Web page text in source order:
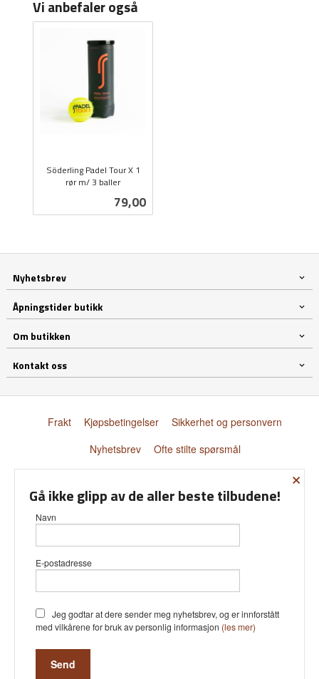
Vi anbefaler også
Söderling Padel Tour X 1
rør m/ 3 baller
Pris
79,00
Nyhetsbrev
Åpningstider butikk
Om butikken
Kontakt oss
Frakt Kjøpsbetingelser
Sikkerhet og personvern
Nyhetsbrev
Ofte stilte spørsmål
Vår nettbutikk bruker cookies slik at
bruker cookies hovedsaklig til å lagre
innloggingsdetaljer og huske hva du
Fortsett å bruke siden som normalt
×
Gå ikke glipp av de aller beste tilbudene!
Navn
E-postadresse
Jeg godtar at dere sender meg nyhetsbrev, og er innforstått
med vilkårene for bruk av personlig informasjon (les mer)